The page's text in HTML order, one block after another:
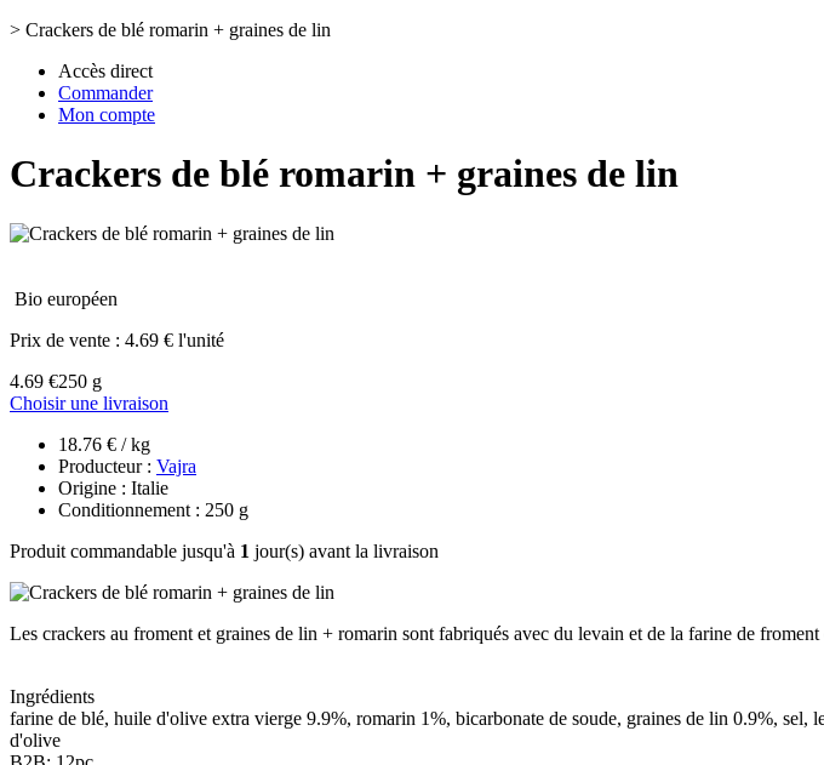
> Crackers de blé romarin + graines de lin
Accès direct
Commander
Mon compte
Crackers de blé romarin + graines de lin
Bio européen
Prix de vente : 4.69 € l'unité
4.69 €250 g
Choisir une livraison
18.76 € / kg
Producteur : Vajra
Origine : Italie
Conditionnement : 250 g
Produit commandable jusqu'à 1 jour(s) avant la livraison
Les crackers au froment et graines de lin + romarin sont fabriqués avec du levain et de la farine de
Ingrédients
farine de blé, huile d'olive extra vierge 9.9%, romarin 1%, bicarbonate de soude, graines de lin 0.9%,
d'olive